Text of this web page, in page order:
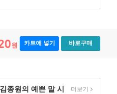
원 카트에 넣기 바로구매
김종원의 예쁜 말 시
더보기